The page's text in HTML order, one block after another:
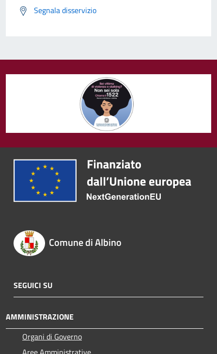
Segnala disservizio
Comune di Albino
SEGUICI SU
AMMINISTRAZIONE
Organi di Governo